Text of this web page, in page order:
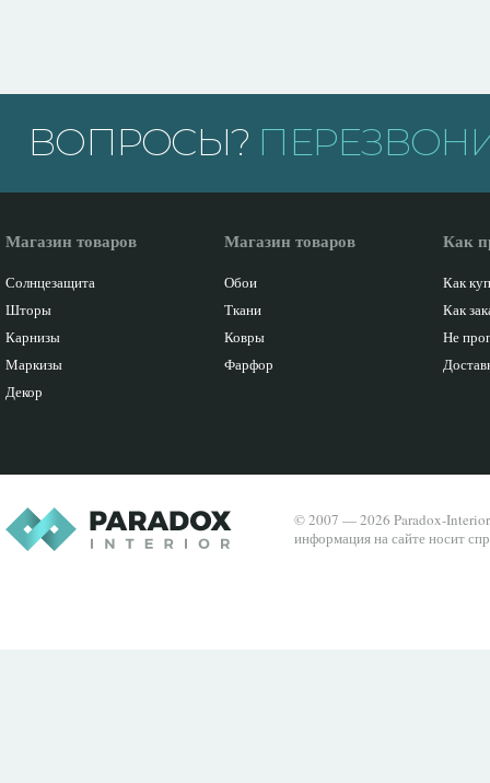
ВОПРОСЫ?
Магазин товаров
Солнцезащита
Шторы
Карнизы
Маркизы
Декор
Магазин товаров
Обои
Ткани
Ковры
Фарфор
Как
Как
Как
Не
© 2007 — 2026 Paradox-
информация на сайте носит